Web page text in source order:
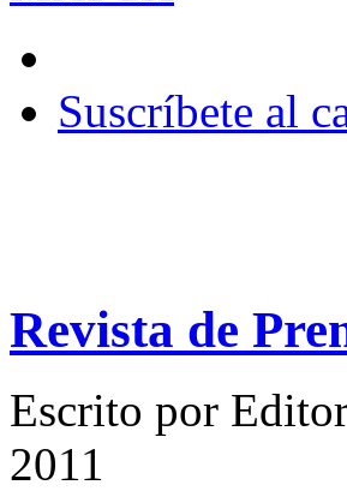
Suscríbete al
Revista de
Escrito por
2011